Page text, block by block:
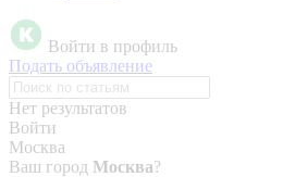
Войти в профиль
Подать объявление
Нет результатов
Войти
Москва
Ваш город Москва?